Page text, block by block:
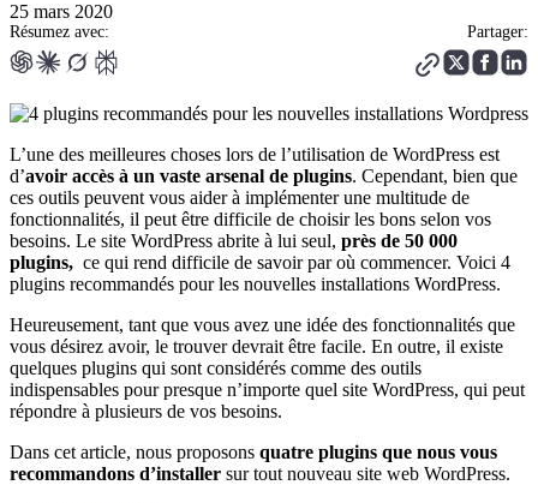
25 mars 2020
Résumez avec: Partager:
L’une des meilleures choses lors de l’utilisation de WordPress est
d’avoir accès à un vaste arsenal de plugins. Cependant, bien que
ces outils peuvent vous aider à implémenter une multitude de
fonctionnalités, il peut être difficile de choisir les bons selon vos
besoins. Le site WordPress abrite à lui seul, près de 50 000
plugins, ce qui rend difficile de savoir par où commencer. Voici 4
plugins recommandés pour les nouvelles installations WordPress.
Heureusement, tant que vous avez une idée des fonctionnalités que
vous désirez avoir, le trouver devrait être facile. En outre, il existe
quelques plugins qui sont considérés comme des outils
indispensables pour presque n’importe quel site WordPress, qui peut
répondre à plusieurs de vos besoins.
Dans cet article, nous proposons quatre plugins que nous vous
recommandons d’installer sur tout nouveau site web WordPress.